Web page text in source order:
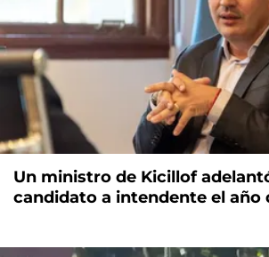
Un ministro de Kicillof
candidato a intendente el año